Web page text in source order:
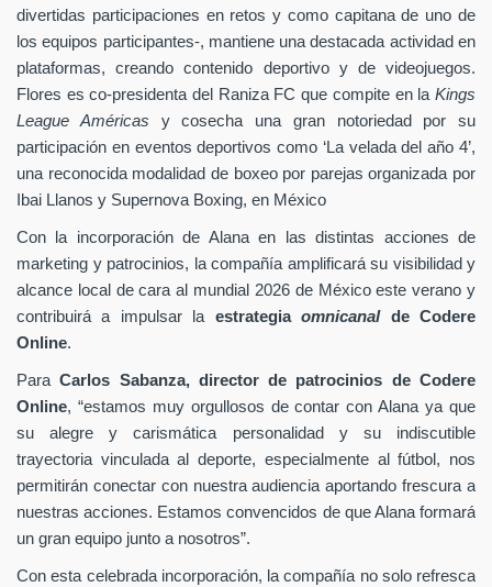
divertidas participaciones en retos y como capitana de uno de
los equipos participantes-, mantiene una destacada actividad en
plataformas, creando contenido deportivo y de videojuegos.
Flores es co-presidenta del Raniza FC que compite en la Kings
League Américas y cosecha una gran notoriedad por su
participación en eventos deportivos como ‘La velada del año 4’,
una reconocida modalidad de boxeo por parejas organizada por
Ibai Llanos y Supernova Boxing, en México
Con la incorporación de Alana en las distintas acciones de
marketing y patrocinios, la compañía amplificará su visibilidad y
alcance local de cara al mundial 2026 de México este verano y
contribuirá a impulsar la estrategiaomnicanal de Codere
Online.
ParaCarlos Sabanza, director de patrocinios de Codere
Online, “estamos muy orgullosos de contar con Alana ya que
su alegre y carismática personalidad y su indiscutible
trayectoria vinculada al deporte, especialmente al fútbol, nos
permitirán conectar con nuestra audiencia aportando frescura a
nuestras acciones. Estamos convencidos de que Alana formará
un gran equipo junto a nosotros”.
Con esta celebrada incorporación, la compañía no solo refresca